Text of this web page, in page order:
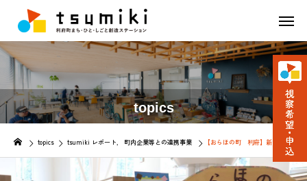
topics
topics tsumiki レポート 町内企業等との連携事業 【おらほの町 利府】新しい「リフ